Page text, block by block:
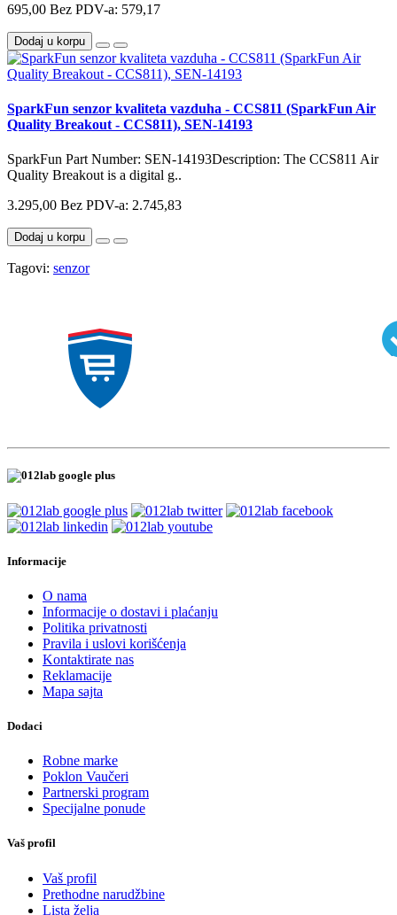
695,00 Bez PDV-a: 579,17
Dodaj u korpu
SparkFun senzor kvaliteta vazduha - CCS811 (SparkFun Air
Quality Breakout - CCS811), SEN-14193
SparkFun Part Number: SEN-14193Description: The CCS811 Air
Quality Breakout is a digital g..
3.295,00 Bez PDV-a: 2.745,83
Dodaj u korpu
Tagovi: senzor
Informacije
O nama
Informacije o dostavi i plaćanju
Politika privatnosti
Pravila i uslovi korišćenja
Kontaktirate nas
Reklamacije
Mapa sajta
Dodaci
Robne marke
Poklon Vaučeri
Partnerski program
Specijalne ponude
Vaš profil
Vaš profil
Prethodne narudžbine
Lista želja